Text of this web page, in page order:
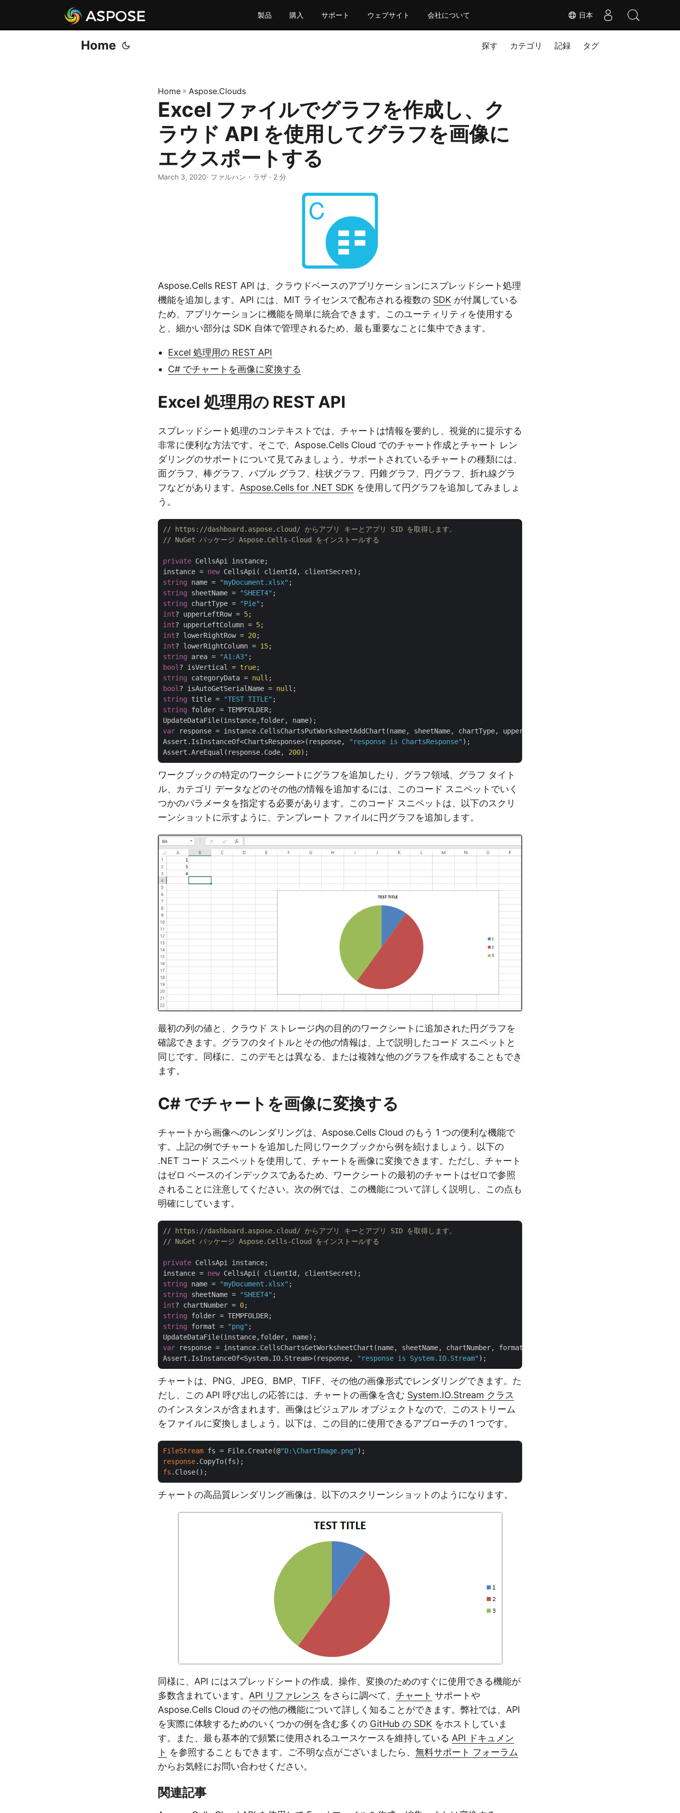
日本
製品 購入 サポート ウェブサイト 会社について
Home 探す カテゴリ 記録 タグ
Home » Aspose.Clouds
Excel ファイルでグラフを作成し、ク
ラウド API を使用してグラフを画像に
エクスポートする
March 3, 2020· ファルハン・ラザ · 2 分
Aspose.Cells REST API は、クラウドベースのアプリケーションにスプレッドシート処理
機能を追加します。API には、MIT ライセンスで配布される複数の SDK が付属している
ため、アプリケーションに機能を簡単に統合できます。このユーティリティを使用する
と、細かい部分は SDK 自体で管理されるため、最も重要なことに集中できます。
Excel 処理用の REST API
C# でチャートを画像に変換する
Excel 処理用の REST API
スプレッドシート処理のコンテキストでは、チャートは情報を要約し、視覚的に提示する
非常に便利な方法です。そこで、Aspose.Cells Cloud でのチャート作成とチャート レン
ダリングのサポートについて見てみましょう。サポートされているチャートの種類には、
面グラフ、棒グラフ、バブル グラフ、柱状グラフ、円錐グラフ、円グラフ、折れ線グラ
フなどがあります。 Aspose.Cells for .NET SDK を使用して円グラフを追加してみましょ
う。
// https://dashboard.aspose.cloud/ からアプリ キーとアプリ SID を取得します。
// NuGet パッケージ Aspose.Cells-Cloud をインストールする
private CellsApi instance;
instance = new
string name = "myDocument.xlsx"
string sheetName = "SHEET4"
string chartType = "Pie"
int? upperLeftRow = 5
int? upperLeftColumn = 5
int? lowerRightRow = 20
int? lowerRightColumn = 15
string area = "A1:A3"
bool ? isVertical = true
string categoryData = null
bool ? isAutoGetSerialName = null
string title = "TEST TITLE"
string folder = TEMPFOLDER;
var response = instance.CellsChartsPutWorksheetAddChart(name, sheetName, chartType, upperLeftRow, upperLeftColumn,
Assert.IsInstanceOf<ChartsResponse>(response,
"response is ChartsResponse" );
Assert.AreEqual(response.Code, 200
ワークブックの特定のワークシートにグラフを追加したり、グラフ領域、グラフ タイト
ル、カテゴリ データなどのその他の情報を追加するには、このコード スニペットでいく
つかのパラメータを指定する必要があります。このコード スニペットは、以下のスクリ
ーンショットに示すように、テンプレート ファイルに円グラフを追加します。
最初の列の値と、クラウド ストレージ内の目的のワークシートに追加された円グラフを
確認できます。グラフのタイトルとその他の情報は、上で説明したコード スニペットと
同じです。同様に、このデモとは異なる、または複雑な他のグラフを作成することもでき
ます。
C# でチャートを画像に変換する
チャートから画像へのレンダリングは、Aspose.Cells Cloud のもう 1 つの便利な機能で
す。上記の例でチャートを追加した同じワークブックから例を続けましょう。以下の
.NET コード スニペットを使用して、チャートを画像に変換できます。ただし、チャート
はゼロ ベースのインデックスであるため、ワークシートの最初のチャートはゼロで参照
されることに注意してください。次の例では、この機能について詳しく説明し、この点も
明確にしています。
// https://dashboard.aspose.cloud/ からアプリ キーとアプリ SID を取得します。
// NuGet パッケージ Aspose.Cells-Cloud をインストールする
private CellsApi instance;
instance = new
string name = "myDocument.xlsx"
string sheetName = "SHEET4"
int? chartNumber = 0
string
string format = "png" ;
var response = instance.CellsChartsGetWorksheetChart(name, sheetName, chartNumber, format, folder);
Assert.IsInstanceOf<System.IO.Stream>(response,
"response is System.IO.Stream"
チャートは、PNG、JPEG、BMP、TIFF、その他の画像形式でレンダリングできます。た
だし、この API 呼び出しの応答には、チャートの画像を含む System.IO.Stream クラス
のインスタンスが含まれます。画像はビジュアル オブジェクトなので、このストリーム
をファイルに変換しましょう。以下は、この目的に使用できるアプローチの 1 つです。
FileStream fs = File.Create(@"D:\ChartImage.png"
response
fs
チャートの高品質レンダリング画像は、以下のスクリーンショットのようになります。
同様に、API にはスプレッドシートの作成、操作、変換のためのすぐに使用できる機能が
多数含まれています。 API リファレンス をさらに調べて、 チャート サポートや
Aspose.Cells Cloud のその他の機能について詳しく知ることができます。弊社では、API
を実際に体験するためのいくつかの例を含む多くの GitHub の SDK をホストしていま
す。また、最も基本的で頻繁に使用されるユースケースを維持している API ドキュメン
ト を参照することもできます。ご不明な点がございましたら、 無料サポート フォーラム
からお気軽にお問い合わせください。
関連記事